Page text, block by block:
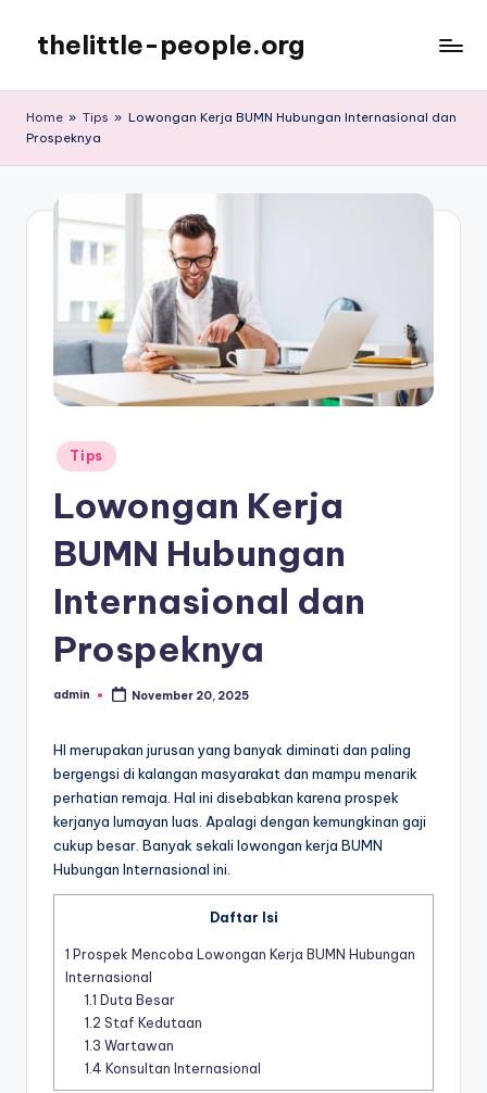
content
thelittle-people.org
dan
Home » Tips » Lowongan Kerja BUMN Hubungan Internasional dan
Prospeknya
Posted
in
Tips
Lowongan Kerja
BUMN Hubungan
Internasional dan
Prospeknya
Posted
admin November 20, 2025
HI merupakan jurusan yang banyak diminati dan paling
bergengsi di kalangan masyarakat dan mampu menarik
perhatian remaja. Hal ini disebabkan karena prospek
kerjanya lumayan luas. Apalagi dengan kemungkinan gaji
cukup besar. Banyak sekali lowongan kerja BUMN
Hubungan Internasional ini.
Daftar Isi
1 Prospek Mencoba Lowongan Kerja BUMN Hubungan
Internasional
1.1 Duta Besar
1.2 Staf Kedutaan
1.3 Wartawan
1.4 Konsultan Internasional